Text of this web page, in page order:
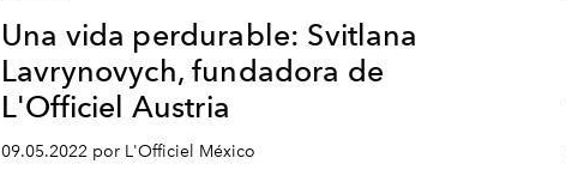
Una vida perdurable: Svitlana
Lavrynovych, fundadora de
L'Officiel Austria
09.05.2022 por L'Officiel México